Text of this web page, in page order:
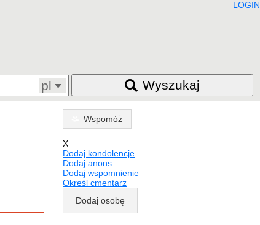
LOGIN
pl Wyszukaj
Wspomóż
X
Dodaj kondolencje
Dodaj anons
Dodaj wspomnienie
Określ cmentarz
Dodaj osobę